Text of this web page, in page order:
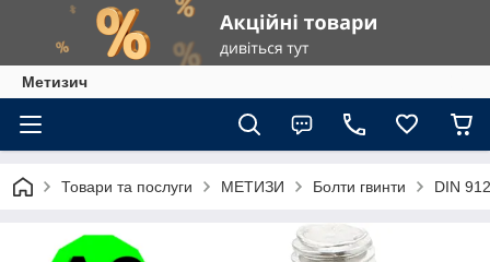
Метизич
Товари та послуги МЕТИЗИ Болти гвинти DIN